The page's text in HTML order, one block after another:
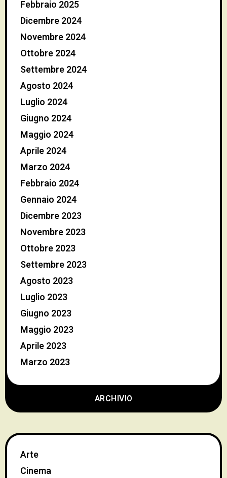
ARCHIVIO
Febbraio 2025
Dicembre 2024
Novembre 2024
Ottobre 2024
Settembre 2024
Agosto 2024
Luglio 2024
Giugno 2024
Maggio 2024
Aprile 2024
Marzo 2024
Febbraio 2024
Gennaio 2024
Dicembre 2023
Novembre 2023
Ottobre 2023
Settembre 2023
Agosto 2023
Luglio 2023
Giugno 2023
Maggio 2023
Aprile 2023
Marzo 2023
Arte
Cinema